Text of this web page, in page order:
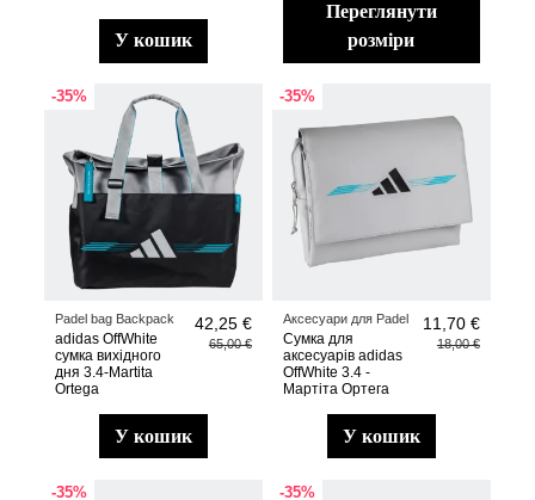
у кошик
переглянути
розміри
-35%
Padel bag Backpack
adidas OffWhite
сумка вихідного
дня 3.4-Martita
Ortega
42,25 €
65,00 €
у кошик
-35%
Аксесуари для Padel
Сумка для
аксесуарів adidas
OffWhite 3.4 -
Мартіта Ортега
11,70 €
18,00 €
у кошик
-35%
-35%